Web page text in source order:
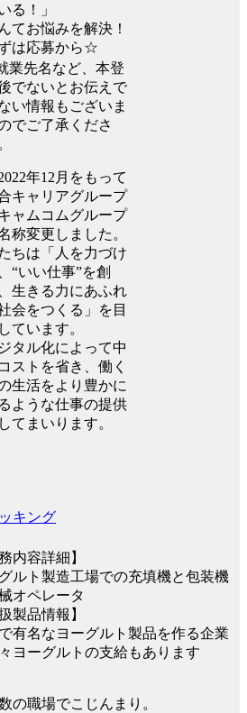
る！」
てお悩みを解決！
は応募から☆
業先名など、本登
でないとお伝えで
い情報もございま
でご了承くださ
年12月をもって
キャリアグループ
ャムコムグループ
称変更しました。
ちは「人を力づけ
“いい仕事”を創
生きる力にあふれ
会をつくる」を目
ています。
タル化によって中
ストを省き、働く
生活をより豊かに
ような仕事の提供
てまいります。
キング
内容詳細】
ルト製造工場での充填機と包装機
オペレータ
製品情報】
有名なヨーグルト製品を作る企業
ヨーグルトの支給もあります
の職場でこじんまり。